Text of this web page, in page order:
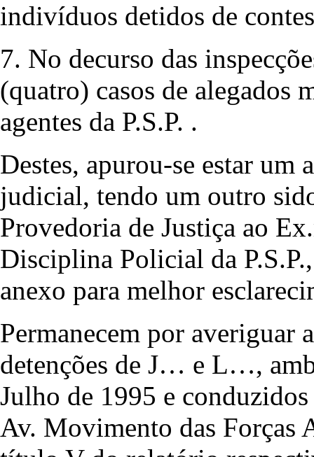
indivíduos detidos de
7. No decurso das
(quatro) casos de alegados
agentes da P.S.P. .
Destes, apurou-se estar um
judicial, tendo um outro
Provedoria de Justiça ao
Disciplina Policial da
anexo para melhor
Permanecem por averiguar
detenções de J… e L…,
Julho de 1995 e
Av. Movimento das Forças